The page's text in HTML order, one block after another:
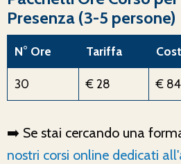
Presenza (3-5 persone)
N° Ore Tariffa
30 € 28 €
➡️ Se stai cercando una
nostri corsi online dedicati